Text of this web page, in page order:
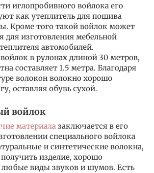
иглопробивного войлока его
как утеплитель для пошива
Кроме того такой войлок может
для изготовления мебельной
автомобилей.
в рулонах длиной 30 метров,
составляет 1.5 метра. Благодаря
волокон волокно хорошо
оставляя обувь сухой.
войлок
материала заключается в его
специального войлока
и синтетические волокна,
изделие, хорошо
виды звуков и шумов. Есть